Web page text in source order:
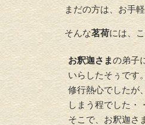
まだの方は、お手
そんな茗荷には、
お釈迦さまの弟子
いらしたそぅです。
修行熱心でしたが
しまう程でした・
そこで、お釈迦さ